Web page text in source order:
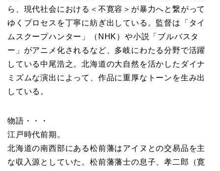
ら、現代社会における＜不寛容＞が暴力へと繋がって
ゆくプロセスを丁寧に紡ぎ出している。監督は「タイ
ムスクープハンター」（NHK）や小説「ブルバスタ
ー」がアニメ化されるなど、多岐にわたる分野で活躍
している中尾浩之。北海道の大自然を活かしたダイナ
ミズムな演出によって、作品に重厚なトーンを生み出
している。
物語・・・
江戸時代前期。
北海道の南西部にある松前藩はアイヌとの交易品を主
な収入源としていた。松前藩藩士の息子、孝二郎（寛